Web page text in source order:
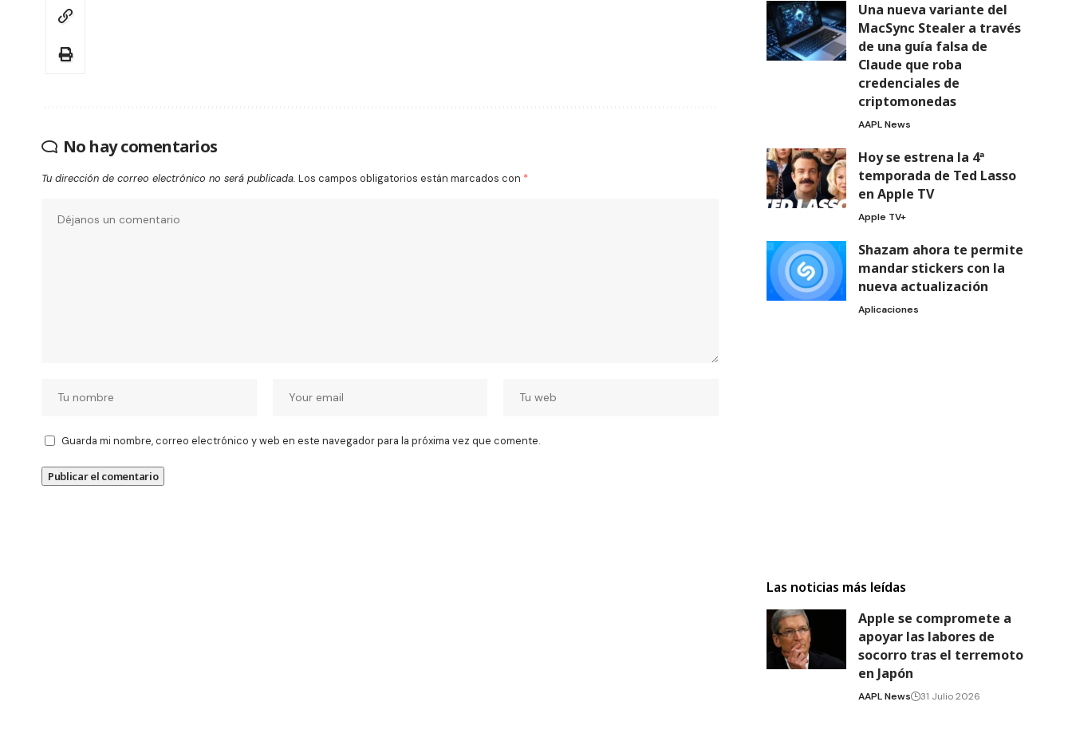
No hay comentarios
Tu dirección de correo electrónico no será publicada. Los campos obligatorios están marcados con *
Guarda mi nombre, correo electrónico y web en este navegador para la próxima vez que comente.
Una nueva variante del
MacSync Stealer a través
de una guía falsa de
Claude que roba
credenciales de
criptomonedas
AAPL News
Hoy se estrena la 4ª
temporada de Ted Lasso
en Apple TV
Apple TV+
Shazam ahora te permite
mandar stickers con la
nueva actualización
Aplicaciones
Las noticias más leídas
Apple se compromete a
apoyar las labores de
socorro tras el terremoto
en Japón
AAPL News 31 Julio 2026